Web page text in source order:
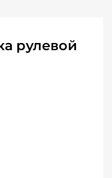
рулевой